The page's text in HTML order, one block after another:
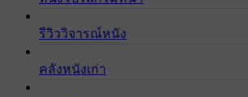
รีวิววิจารณ์หนัง
คลังหนังเก่า